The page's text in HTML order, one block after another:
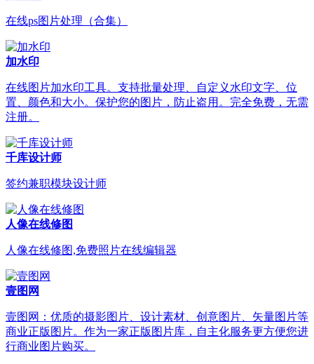
在线ps图片处理（合集）
加水印
在线图片加水印工具。支持批量处理、自定义水印文字、位
置、颜色和大小。保护您的图片，防止盗用。完全免费，无需
注册。
千库设计师
签约兼职模块设计师
人像在线修图
人像在线修图,免费照片在线编辑器
壹图网
壹图网：优质的摄影图片、设计素材、创意图片、矢量图片等
商业正版图片。作为一家正版图片库，自主化服务更方便您进
行商业图片购买。